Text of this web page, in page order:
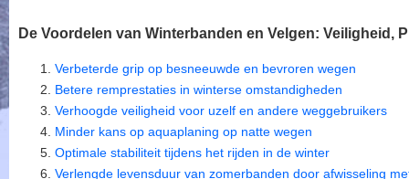
De Voordelen van Winterbanden en Velgen: Veiligheid,
Verbeterde grip op besneeuwde en bevroren wegen
Betere remprestaties in winterse omstandigheden
Verhoogde veiligheid voor uzelf en andere weggebruikers
Minder kans op aquaplaning op natte wegen
Optimale stabiliteit tijdens het rijden in de winter
Verlengde levensduur van zomerbanden door afwisseling